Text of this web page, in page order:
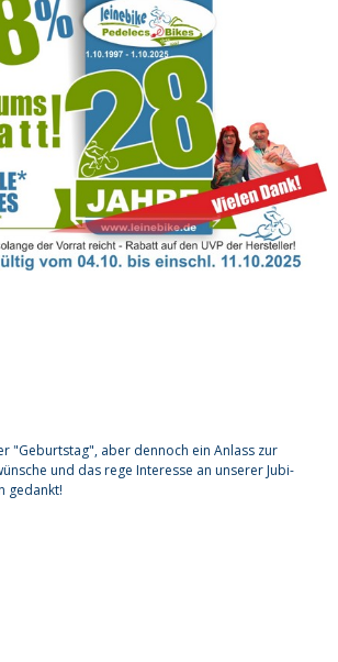
"Geburtstag", aber dennoch ein Anlass zur
und das rege Interesse an unserer Jubi-
gedankt!